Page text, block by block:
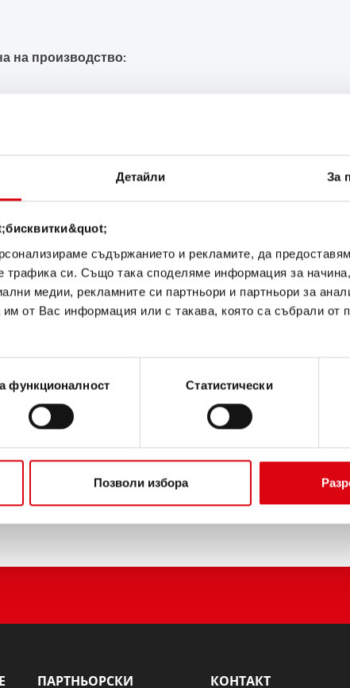
Детайли За
съдържанието и рекламите, да
си. Също така споделяме информация за начина,
медии, рекламните си партньори и партньори за
им от Вас информация или с такава, която са събрали от
функционалност Статистически
Позволи избора
на производство:
ОТ Banner ЗА
P95 05 ASIA
Визитната картичка на
оригинал за дооборудване (OE).
Купете този акумулатор:
ТЪРГОВЦИ И СЕРВИЗИ ЗА
ПАРТНЬОРСКИ КОНТАКТ